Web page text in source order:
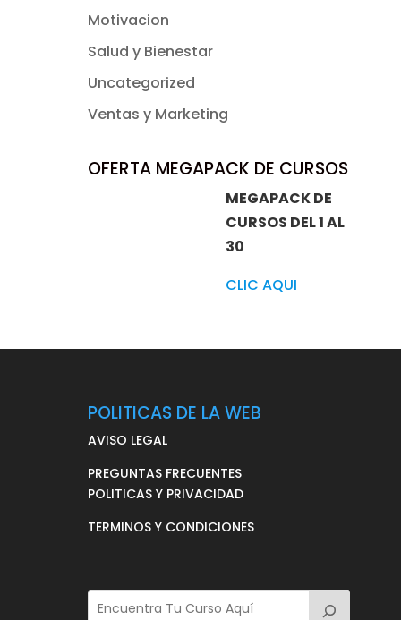
Motivacion
Salud y Bienestar
Uncategorized
Ventas y Marketing
OFERTA MEGAPACK DE CURSOS
MEGAPACK DE
CURSOS DEL 1 AL
30
CLIC AQUI
POLITICAS DE LA WEB
AVISO LEGAL
PREGUNTAS FRECUENTES
POLITICAS Y PRIVACIDAD
TERMINOS Y CONDICIONES